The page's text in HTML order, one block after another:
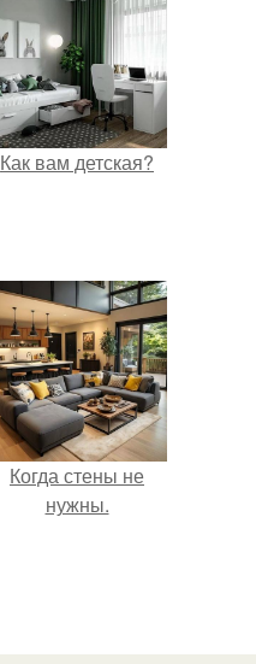
Как вам детская?
Когда стены не
нужны.